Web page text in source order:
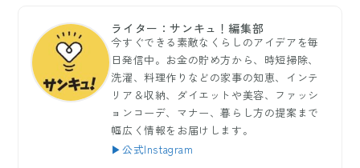
ライター：サンキュ！編集部
今すぐできる素敵なくらしのアイデアを毎
日発信中。お金の貯め方から、時短掃除、
洗濯、料理作りなどの家事の知恵、インテ
リア＆収納、ダイエットや美容、ファッシ
ョンコーデ、マナー、暮らし方の提案まで
幅広く情報をお届けします。
▶公式Instagram